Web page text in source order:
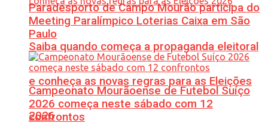
Saiba quando começa a propaganda eleitoral
e conheça as novas regras para as Eleições
2026
Paradesporto de Campo Mourão participa do
Meeting Paralímpico Loterias Caixa em São
Paulo
Campeonato Mourãoense de Futebol Suíço
2026 começa neste sábado com 12
confrontos